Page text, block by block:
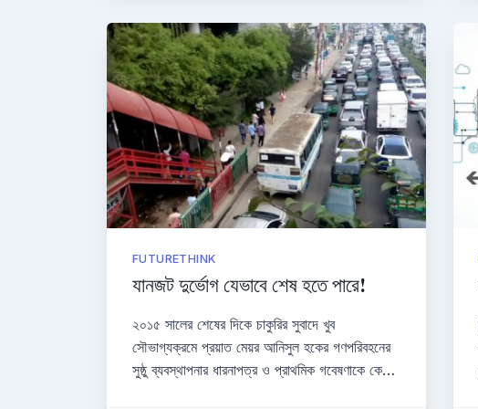
FUTURETHINK
যানজট দুর্ভোগ যেভাবে শেষ হতে পারে!
২০১৫ সালের শেষের দিকে চাকুরির সুবাদে খুব
সৌভাগ্যক্রমে প্রয়াত মেয়র আনিসুল হকের গণপরিবহনের
সুষ্ঠু ব্যবস্থাপনার ধারনাপত্র ও প্রাথমিক গবেষণাকে কে…